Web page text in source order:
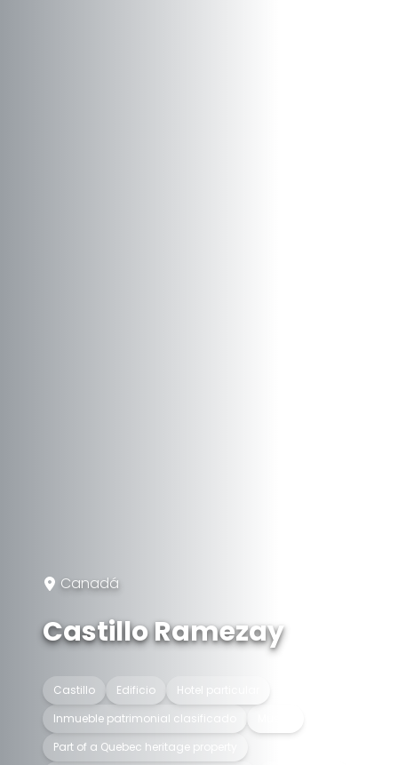
Canadá
Castillo Ramezay
Castillo Edificio
Hotel particular
Inmueble patrimonial clasificado
Part of a Quebec heritage property